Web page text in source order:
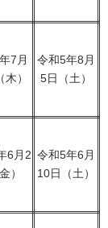
7月
）
令和5年8月
5日（土）
6月2
）
令和5年6月
10日（土）